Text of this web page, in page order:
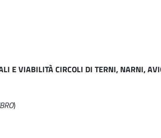
E VIABILITÀ CIRCOLI DI TERNI, NARNI,
)